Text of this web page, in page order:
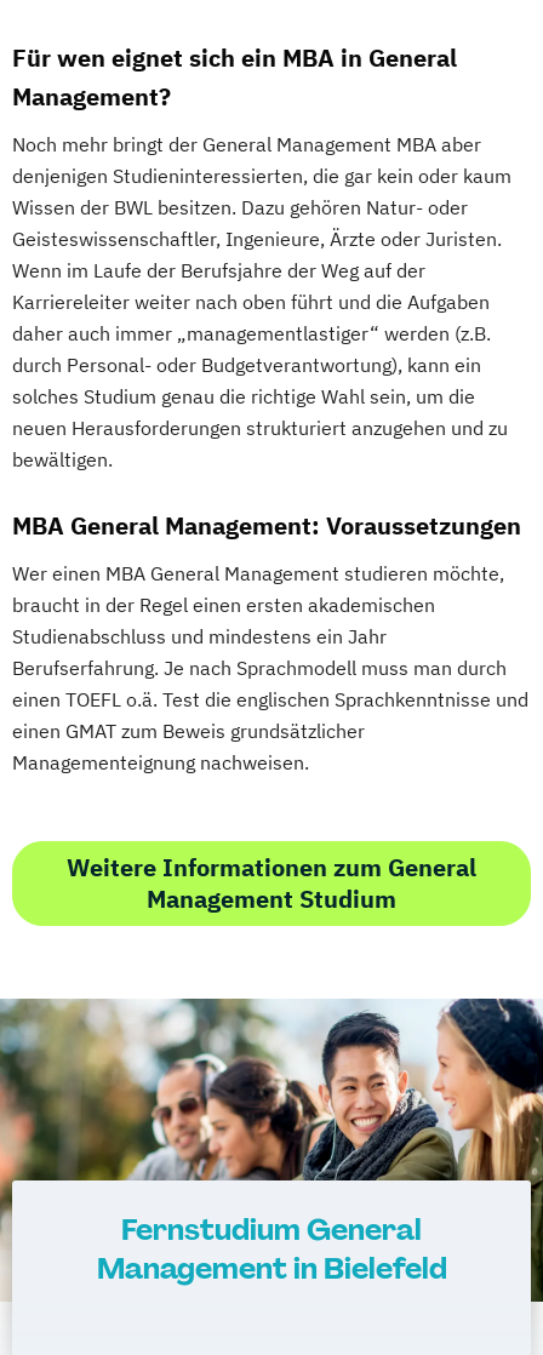
Für wen eignet sich ein MBA in General
Management?
Noch mehr bringt der General Management MBA aber
denjenigen Studieninteressierten, die gar kein oder kaum
Wissen der BWL besitzen. Dazu gehören Natur- oder
Geisteswissenschaftler, Ingenieure, Ärzte oder Juristen.
Wenn im Laufe der Berufsjahre der Weg auf der
Karriereleiter weiter nach oben führt und die Aufgaben
daher auch immer „managementlastiger“ werden (z.B.
durch Personal- oder Budgetverantwortung), kann ein
solches Studium genau die richtige Wahl sein, um die
neuen Herausforderungen strukturiert anzugehen und zu
bewältigen.
MBA General Management: Voraussetzungen
Wer einen MBA General Management studieren möchte,
braucht in der Regel einen ersten akademischen
Studienabschluss und mindestens ein Jahr
Berufserfahrung. Je nach Sprachmodell muss man durch
einen TOEFL o.ä. Test die englischen Sprachkenntnisse und
einen GMAT zum Beweis grundsätzlicher
Managementeignung nachweisen.
Weitere Informationen zum General
Management Studium
Fernstudium General
Management in Bielefeld